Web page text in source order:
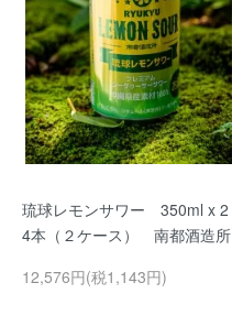
琉球レモンサワー 350ml x 2
4本（２ケース） 南都酒造所
12,576円(税1,143円)